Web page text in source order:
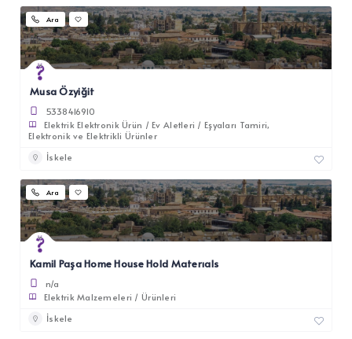
Ara
Musa Özyiğit
5338416910
Elektrik Elektronik Ürün / Ev Aletleri / Eşyaları Tamiri
Elektronik ve Elektrikli Ürünler
İskele
Ara
Kamil Paşa Home House Hold Materıals
n/a
Elektrik Malzemeleri / Ürünleri
İskele